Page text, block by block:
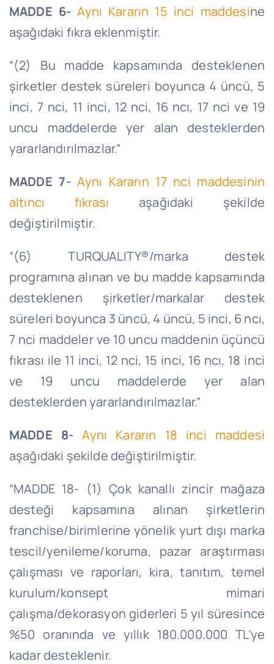
MADDE 6- Aynı Kararın 15 inci maddesine
aşağıdaki fıkra eklenmiştir.
“(2) Bu madde kapsamında desteklenen
şirketler destek süreleri boyunca 4 üncü, 5
inci, 7 nci, 11 inci, 12 nci, 16 ncı, 17 nci ve 19
uncu maddelerde yer alan desteklerden
yararlandırılmazlar.”
MADDE 7- Aynı Kararın 17 nci maddesinin
altıncı fıkrası aşağıdaki şekilde
değiştirilmiştir.
“(6) TURQUALITY®/marka destek
programına alınan ve bu madde kapsamında
desteklenen şirketler/markalar destek
süreleri boyunca 3 üncü, 4 üncü, 5 inci, 6 ncı,
7 nci maddeler ve 10 uncu maddenin üçüncü
fıkrası ile 11 inci, 12 nci, 15 inci, 16 ncı, 18 inci
ve 19 uncu maddelerde yer alan
desteklerden yararlandırılmazlar.”
MADDE 8-Aynı Kararın 18 inci maddesi
aşağıdaki şekilde değiştirilmiştir.
“MADDE 18- (1) Çok kanallı zincir mağaza
desteği kapsamına alınan şirketlerin
franchise/birimlerine yönelik yurt dışı marka
tescil/yenileme/koruma, pazar araştırması
çalışması ve raporları, kira, tanıtım, temel
kurulum/konsept mimari
çalışma/dekorasyon giderleri 5 yıl süresince
%50 oranında ve yıllık 180.000.000 TL’ye
kadar desteklenir.